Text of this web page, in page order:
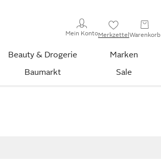
Mein KontoMerkzettelWarenkorb
Beauty & Drogerie
Marken
Baumarkt Sale